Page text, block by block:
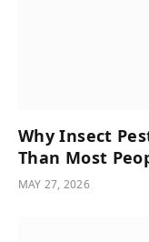
Why Insect
Than Most
MAY 27, 2026